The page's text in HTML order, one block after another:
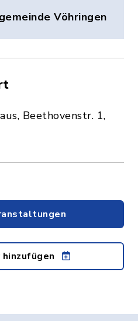
Vöhringen
Beethovenstr. 1,